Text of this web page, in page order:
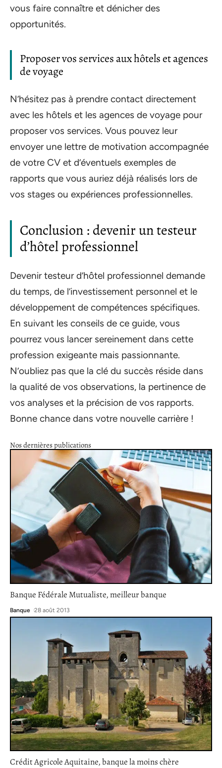
vous faire connaître et dénicher des
opportunités.
Proposer vos services aux hôtels et agences
de voyage
N’hésitez pas à prendre contact directement
avec les hôtels et les agences de voyage pour
proposer vos services. Vous pouvez leur
envoyer une lettre de motivation accompagnée
de votre CV et d’éventuels exemples de
rapports que vous auriez déjà réalisés lors de
vos stages ou expériences professionnelles.
Conclusion : devenir un testeur
d’hôtel professionnel
Devenir testeur d’hôtel professionnel demande
du temps, de l’investissement personnel et le
développement de compétences spécifiques.
En suivant les conseils de ce guide, vous
pourrez vous lancer sereinement dans cette
profession exigeante mais passionnante.
N’oubliez pas que la clé du succès réside dans
la qualité de vos observations, la pertinence de
vos analyses et la précision de vos rapports.
Bonne chance dans votre nouvelle carrière !
Nos dernières publications
Banque Fédérale Mutualiste, meilleur banque
Banque 28 août 2013
Crédit Agricole Aquitaine, banque la moins chère